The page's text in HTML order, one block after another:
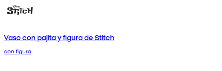
Vaso con pajita y figura de Stitch
con figura